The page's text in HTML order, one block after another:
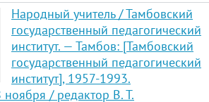
Народный учитель / Тамбовский
государственный педагогический
институт. — Тамбов: [Тамбовский
государственный педагогический
институт], 1957-1993.
/ редактор В. Т.